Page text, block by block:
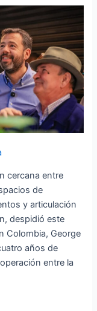
cercana entre
de
y articulación
despidió este
Colombia, George
años de
entre la